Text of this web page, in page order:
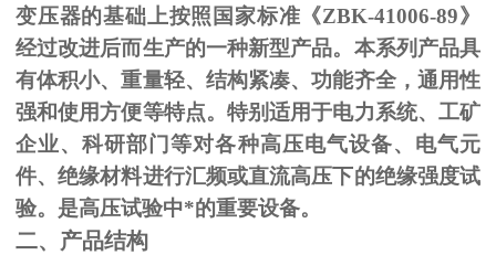
变压器的基础上按照国家标准《ZBK-41006-89》
经过改进后而生产的一种新型产品。本系列产品具
有体积小、重量轻、结构紧凑、功能齐全，通用性
强和使用方便等特点。特别适用于电力系统、工矿
企业、科研部门等对各种高压电气设备、电气元
件、绝缘材料进行汇频或直流高压下的绝缘强度试
验。是高压试验中*的重要设备。
二、产品结构